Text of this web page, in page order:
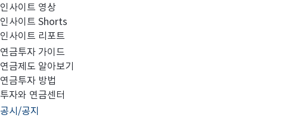
인사이트 영상
인사이트 Shorts
인사이트 리포트
연금투자 가이드
연금제도 알아보기
연금투자 방법
투자와 연금센터
공시/공지
고난도금융투자상품_공시_20221222